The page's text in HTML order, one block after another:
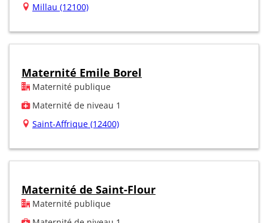
Millau (12100)
Maternité Emile Borel
Maternité publique
Maternité de niveau 1
Saint-Affrique (12400)
Maternité de Saint-Flour
Maternité publique